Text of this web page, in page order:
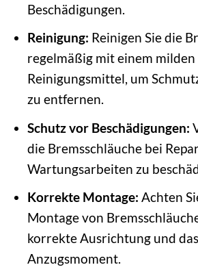
Beschädigungen.
Reinigung: Reinigen Sie die
regelmäßig mit einem milden
Reinigungsmittel, um
zu entfernen.
Schutz vor Beschädigungen:
die Bremsschläuche bei
Wartungsarbeiten zu
Korrekte Montage: Achten
Montage von
korrekte Ausrichtung und
Anzugsmoment.